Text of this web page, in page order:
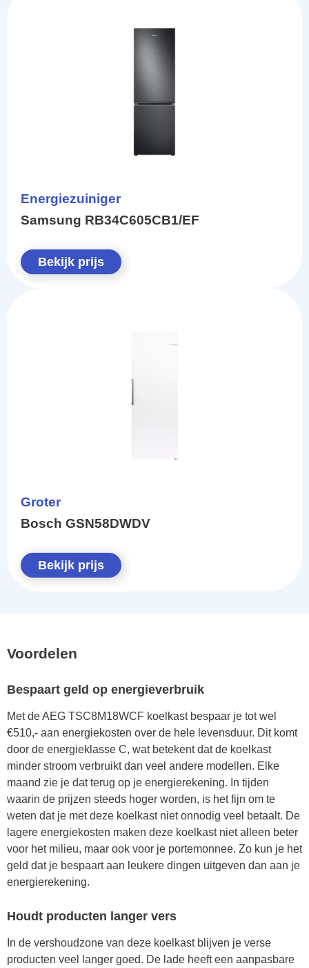
Energiezuiniger
Samsung RB34C605CB1/EF
Bekijk prijs
Groter
Bosch GSN58DWDV
Bekijk prijs
Voordelen
Bespaart geld op energieverbruik
Met de AEG TSC8M18WCF koelkast bespaar je tot wel
€510,- aan energiekosten over de hele levensduur. Dit komt
door de energieklasse C, wat betekent dat de koelkast
minder stroom verbruikt dan veel andere modellen. Elke
maand zie je dat terug op je energierekening. In tijden
waarin de prijzen steeds hoger worden, is het fijn om te
weten dat je met deze koelkast niet onnodig veel betaalt. De
lagere energiekosten maken deze koelkast niet alleen beter
voor het milieu, maar ook voor je portemonnee. Zo kun je het
geld dat je bespaart aan leukere dingen uitgeven dan aan je
energierekening.
Houdt producten langer vers
In de vershoudzone van deze koelkast blijven je verse
producten veel langer goed. De lade heeft een aanpasbare